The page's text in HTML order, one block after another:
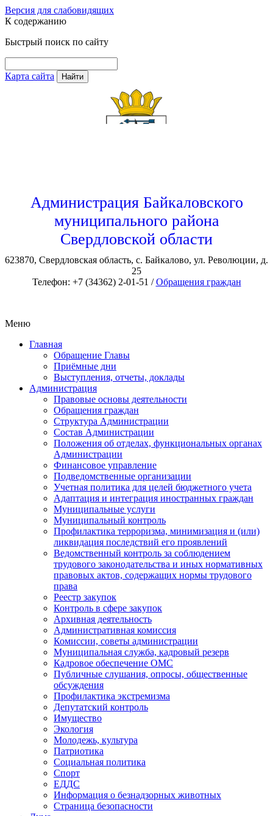
Версия для слабовидящих
К содержанию
Быстрый поиск по сайту
Карта сайта Найти
Администрация Байкаловского
муниципального района
Свердловской области
623870, Свердловская область, с. Байкалово, ул. Революции, д.
25
Телефон: +7 (34362) 2-01-51 /Обращения граждан
Меню
Главная
Обращение Главы
Приёмные дни
Выступления, отчеты, доклады
Администрация
Правовые основы деятельности
Обращения граждан
Структура Администрации
Состав Администрации
Положения об отделах, функциональных органах
Администрации
Финансовое управление
Подведомственные организации
Учетная политика для целей бюджетного учета
Адаптация и интеграция иностранных граждан
Муниципальные услуги
Муниципальный контроль
Профилактика терроризма, минимизация и (или)
ликвидация последствий его проявлений
Ведомственный контроль за соблюдением
трудового законодательства и иных нормативных
правовых актов, содержащих нормы трудового
права
Реестр закупок
Контроль в сфере закупок
Архивная деятельность
Административная комиссия
Комиссии, советы администрации
Муниципальная служба, кадровый резерв
Кадровое обеспечение ОМС
Публичные слушания, опросы, общественные
обсуждения
Профилактика экстремизма
Депутатский контроль
Имущество
Экология
Молодежь, культура
Патриотика
Социальная политика
Спорт
ЕДДС
Информация о безнадзорных животных
Страница безопасности